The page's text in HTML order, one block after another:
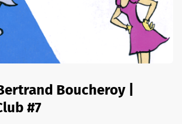
Boucheroy |
#7